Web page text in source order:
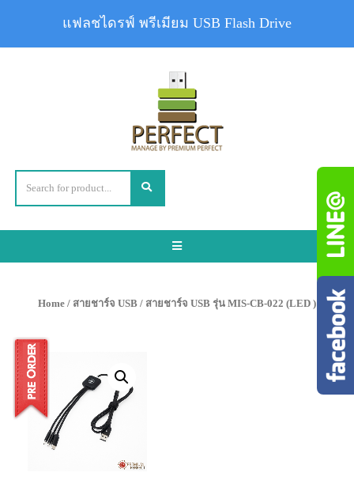
Toggle
Home / สายชาร์จ USB / สายชาร์จ USB รุ่น MIS-CB-022 (LED )
แฟลชไดรฟ์ พรีเมียม USB Flash Drive